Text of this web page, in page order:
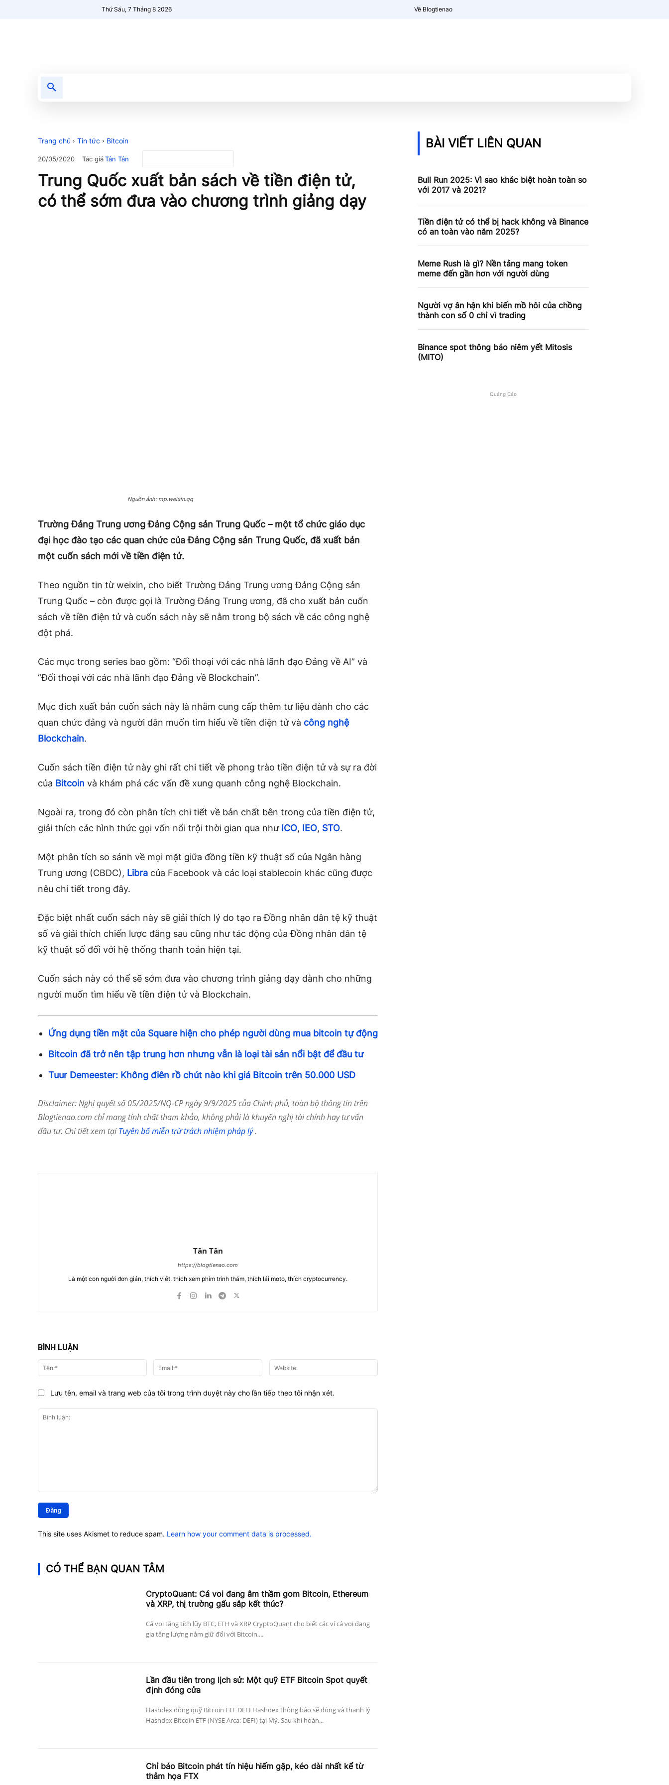
Thứ Sáu, 7 Tháng 8 2026 Về Blogtienao
Trang chủ Tin tức Bitcoin
20/05/2020 Tác giảTân Tân
Trung Quốc xuất bản sách về tiền điện tử,
có thể sớm đưa vào chương trình giảng dạy
Nguồn ảnh: mp.weixin.qq
Trường Đảng Trung ương Đảng Cộng sản Trung Quốc – một tổ chức giáo dục
đại học đào tạo các quan chức của Đảng Cộng sản Trung Quốc, đã xuất bản
một cuốn sách mới về tiền điện tử.
Theo nguồn tin từ weixin, cho biết Trường Đảng Trung ương Đảng Cộng sản
Trung Quốc – còn được gọi là Trường Đảng Trung ương, đã cho xuất bản cuốn
sách về tiền điện tử và cuốn sách này sẽ nằm trong bộ sách về các công nghệ
đột phá.
Các mục trong series bao gồm: “Đối thoại với các nhà lãnh đạo Đảng về AI” và
“Đối thoại với các nhà lãnh đạo Đảng về Blockchain”.
Mục đích xuất bản cuốn sách này là nhằm cung cấp thêm tư liệu dành cho các
quan chức đảng và người dân muốn tìm hiểu về tiền điện tử và công nghệ
Blockchain.
Cuốn sách tiền điện tử này ghi rất chi tiết về phong trào tiền điện tử và sự ra đời
của Bitcoin và khám phá các vấn đề xung quanh công nghệ Blockchain.
Ngoài ra, trong đó còn phân tích chi tiết về bản chất bên trong của tiền điện tử,
giải thích các hình thức gọi vốn nổi trội thời gian qua như ICO, IEO, STO.
Một phân tích so sánh về mọi mặt giữa đồng tiền kỹ thuật số của Ngân hàng
Trung ương (CBDC), Libra của Facebook và các loại stablecoin khác cũng được
nêu chi tiết trong đây.
Đặc biệt nhất cuốn sách này sẽ giải thích lý do tạo ra Đồng nhân dân tệ kỹ thuật
số và giải thích chiến lược đằng sau cũng như tác động của Đồng nhân dân tệ
kỹ thuật số đối với hệ thống thanh toán hiện tại.
Cuốn sách này có thể sẽ sớm đưa vào chương trình giảng dạy dành cho những
người muốn tìm hiểu về tiền điện tử và Blockchain.
Ứng dụng tiền mặt của Square hiện cho phép người dùng mua bitcoin tự động
Bitcoin đã trở nên tập trung hơn nhưng vẫn là loại tài sản nổi bật để đầu tư
Tuur Demeester: Không điên rồ chút nào khi giá Bitcoin trên 50.000 USD
Disclaimer: Nghị quyết số 05/2025/NQ-CP ngày 9/9/2025 của Chính phủ, toàn bộ thông tin trên
Blogtienao.com chỉ mang tính chất tham khảo, không phải là khuyến nghị tài chính hay tư vấn
đầu tư. Chi tiết xem tạiTuyên bố miễn trừ trách nhiệm pháp lý.
Tân Tân
https://blogtienao.com
Là một con người đơn giản, thích viết, thích xem phim trinh thám, thích lái moto, thích cryptocurrency.
BÌNH LUẬN
luận:
Tên:* Email:*
Lưu tên, email và trang web của tôi trong trình duyệt này cho lần tiếp theo tôi nhận xét.
This site uses Akismet to reduce spam. Learn how your comment data is processed.
CÓ THỂ BẠN QUAN TÂM
CryptoQuant: Cá voi đang âm thầm gom Bitcoin, Ethereum
và XRP, thị trường gấu sắp kết thúc?
Cá voi tăng tích lũy BTC, ETH và XRP CryptoQuant cho biết các ví cá voi đang
gia tăng lượng nắm giữ đối với Bitcoin,...
Lần đầu tiên trong lịch sử: Một quỹ ETF Bitcoin Spot quyết
định đóng cửa
Hashdex đóng quỹ Bitcoin ETF DEFI Hashdex thông báo sẽ đóng và thanh lý
Hashdex Bitcoin ETF (NYSE Arca: DEFI) tại Mỹ. Sau khi hoàn...
Chỉ báo Bitcoin phát tín hiệu hiếm gặp, kéo dài nhất kể từ
thảm họa FTX
BÀI VIẾT LIÊN QUAN
Bull Run 2025: Vì sao khác biệt hoàn toàn so
với 2017 và 2021?
Tiền điện tử có thể bị hack không và Binance
có an toàn vào năm 2025?
Meme Rush là gì? Nền tảng mang token
meme đến gần hơn với người dùng
Người vợ ân hận khi biến mồ hôi của chồng
thành con số 0 chỉ vì trading
Binance spot thông báo niêm yết Mitosis
(MITO)
Quảng Cáo